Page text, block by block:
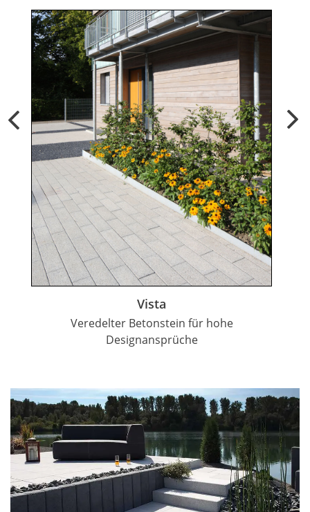
Vista
Veredelter Betonstein für hohe
Designansprüche